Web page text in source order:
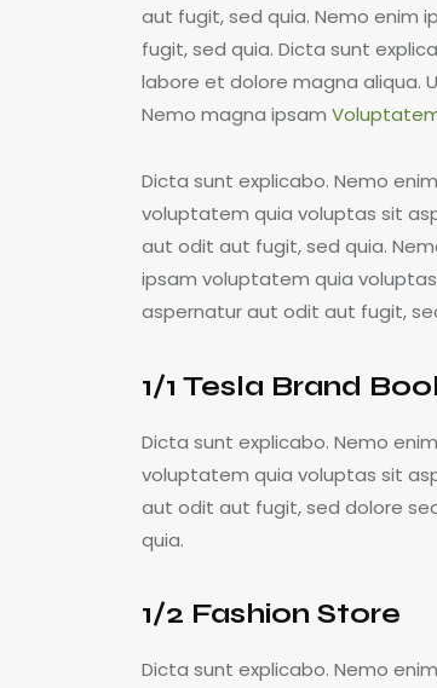
aut fugit, sed quia. Nemo enim
fugit, sed quia. Dicta sunt
labore et dolore magna aliqua.
Nemo magna ipsam
Dicta sunt explicabo. Nemo
voluptatem quia voluptas sit
aut odit aut fugit, sed quia.
ipsam voluptatem quia
aspernatur aut odit aut fugit,
1/1 Tesla Brand
Dicta sunt explicabo. Nemo
voluptatem quia voluptas sit
aut odit aut fugit, sed dolore
quia.
1/2 Fashion Store
Dicta sunt explicabo. Nemo